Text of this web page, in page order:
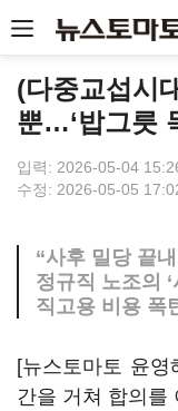
(다중교섭시
뿐…‘밥그릇
입력: 2026-05-04
수정: 2026-05-05
“사후 밀당 끝
정규직 노조의
직고용 비용 폭
[뉴스토마토 윤영
간을 거쳐 합의를